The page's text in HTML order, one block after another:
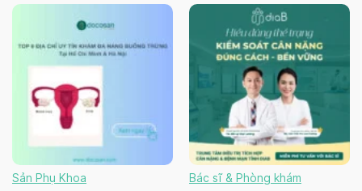
Sản Phụ Khoa Bác sĩ & Phòng khám